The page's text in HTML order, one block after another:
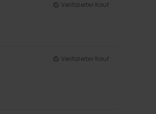
Verifizierter Kauf
Verifizierter Kauf